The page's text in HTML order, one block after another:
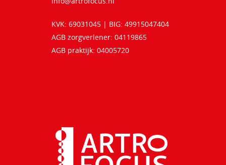
KVK: 69031045 | BIG: 49915047404
AGB zorgverlener: 04119865
AGB praktijk: 04005720